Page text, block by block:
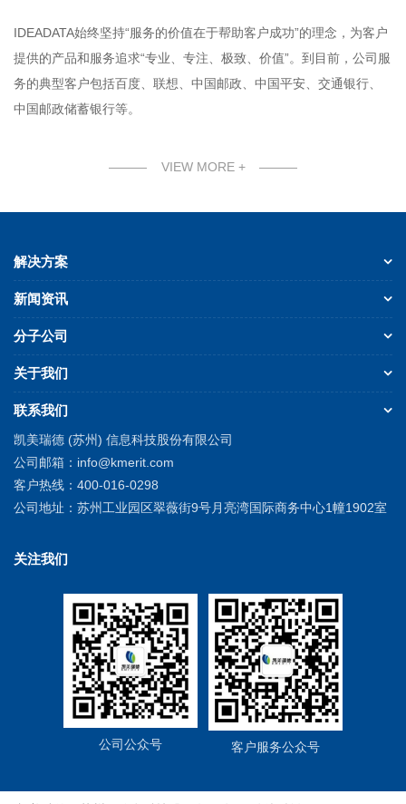
IDEADATA始终坚持“服务的价值在于帮助客户成功”的理念，为客户
提供的产品和服务追求“专业、专注、极致、价值”。到目前，公司服
务的典型客户包括百度、联想、中国邮政、中国平安、交通银行、
中国邮政储蓄银行等。
——— VIEW MORE + ———
解决方案
新闻资讯
分子公司
关于我们
联系我们
凯美瑞德 (苏州) 信息科技股份有限公司
公司邮箱： info@kmerit.com
客户热线： 400-016-0298
公司地址： 苏州工业园区翠薇街9号月亮湾国际商务中心1幢1902室
关注我们
公司公众号 客户服务公众号